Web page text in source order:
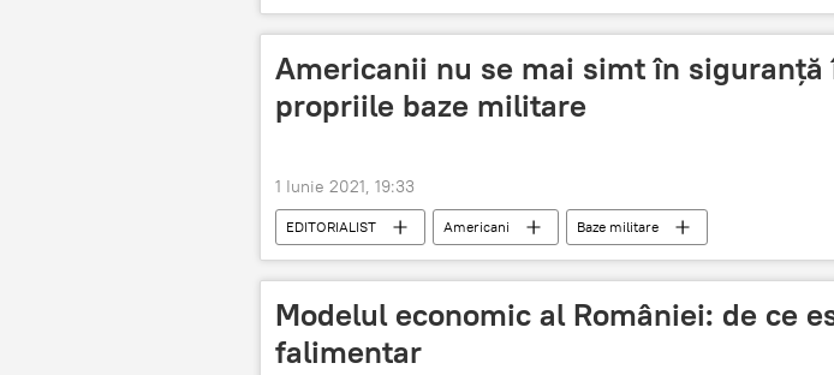
Americanii nu se mai simt în siguranță
propriile baze militare
1 Iunie 2021, 19:33
EDITORIALIST Americani Baze militare
Modelul economic al României: de ce
falimentar